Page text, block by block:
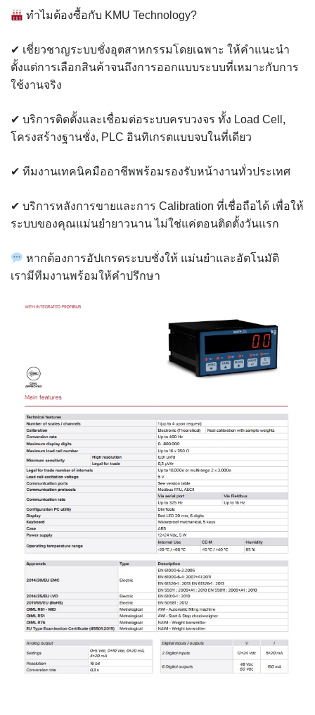
ทำไมต้องซื้อกับ KMU Technology?
✔ เชี่ยวชาญระบบชั่งอุตสาหกรรมโดยเฉพาะ ให้คำแนะนำ
ตั้งแต่การเลือกสินค้าจนถึงการออกแบบระบบที่เหมาะกับการ
ใช้งานจริง
✔ บริการติดตั้งและเชื่อมต่อระบบครบวงจร ทั้ง Load Cell,
โครงสร้างฐานชั่ง, PLC อินทิเกรตแบบจบในที่เดียว
✔ ทีมงานเทคนิคมืออาชีพพร้อมรองรับหน้างานทั่วประเทศ
✔ บริการหลังการขายและการ Calibration ที่เชื่อถือได้ เพื่อให้
ระบบของคุณแม่นยำยาวนาน ไม่ใช่แค่ตอนติดตั้งวันแรก
หากต้องการอัปเกรดระบบชั่งให้ แม่นยำและอัตโนมัติ
เรามีทีมงานพร้อมให้คำปรึกษา